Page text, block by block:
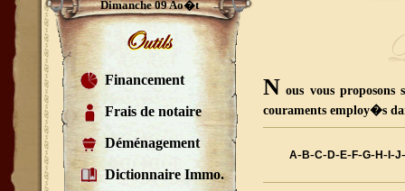
Dimanche 09 Ao�t
Financement
Frais de notaire
Déménagement
Dictionnaire Immo.
N ous vous
couraments employ�s
A-B-C-D-E-F-G-H- -J-